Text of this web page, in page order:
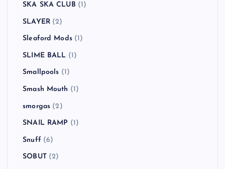
SKA SKA CLUB (1)
SLAYER(2)
Sleaford Mods(1)
SLIME BALL (1)
Smallpools (1)
Smash Mouth (1)
smorgas (2)
SNAIL RAMP (1)
Snuff (6)
SOBUT(2)